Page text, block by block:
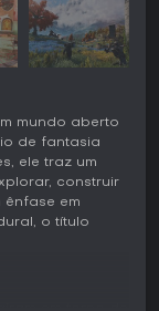
mundo aberto
de fantasia
ele traz um
construir
ênfase em
o título